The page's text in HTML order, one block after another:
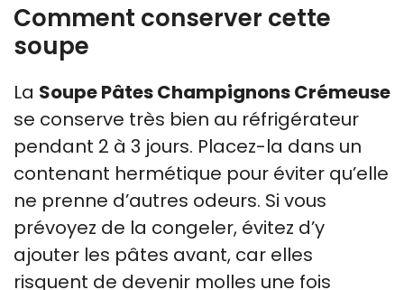
Comment conserver cette
soupe
La Soupe Pâtes Champignons Crémeuse
se conserve très bien au réfrigérateur
pendant 2 à 3 jours. Placez-la dans un
contenant hermétique pour éviter qu’elle
ne prenne d’autres odeurs. Si vous
prévoyez de la congeler, évitez d’y
ajouter les pâtes avant, car elles
risquent de devenir molles une fois